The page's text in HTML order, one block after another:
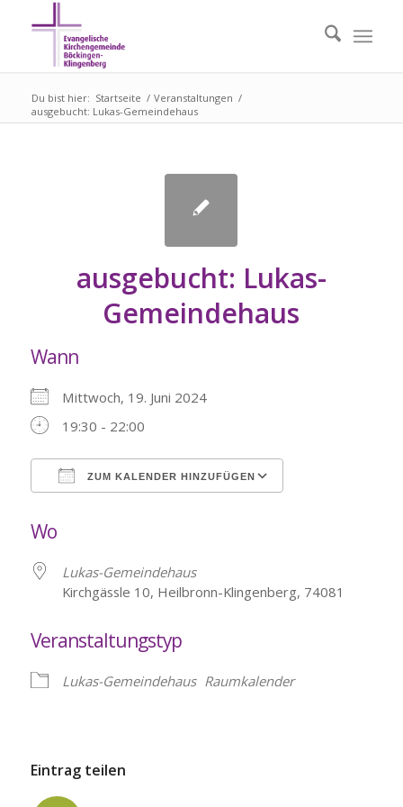
Du bist hier: Startseite / Veranstaltungen /
ausgebucht: Lukas-Gemeindehaus
ausgebucht: Lukas-
Gemeindehaus
Wann
Mittwoch, 19. Juni 2024
19:30 - 22:00
ZUM KALENDER HINZUFÜGEN
Wo
Lukas-Gemeindehaus
Kirchgässle 10, Heilbronn-Klingenberg, 74081
Veranstaltungstyp
Lukas-Gemeindehaus Raumkalender
Eintrag teilen